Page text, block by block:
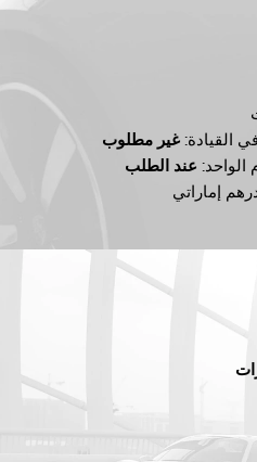
القيادة: غير مطلوب
الواحد: عند الطلب
إماراتي